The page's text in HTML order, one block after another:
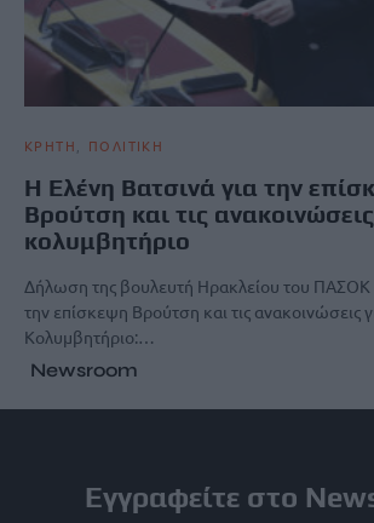
ΚΡΗΤΗ ΠΟΛΙΤΙΚΗ
Η Ελένη Βατσινά για την
Βρούτση και τις
κολυμβητήριο
Δήλωση της βουλευτή Ηρακλείου του ΠΑΣΟΚ
την επίσκεψη Βρούτση και τις ανακοινώσεις
Κολυμβητήριο:…
Newsroom
Εγγραφείτε στο